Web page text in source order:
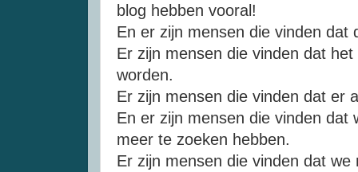
blog hebben vooral!
En er zijn mensen die vinden dat
Er zijn mensen die vinden dat
worden.
Er zijn mensen die vinden dat er
En er zijn mensen die vinden dat
meer te zoeken hebben.
Er zijn mensen die vinden dat